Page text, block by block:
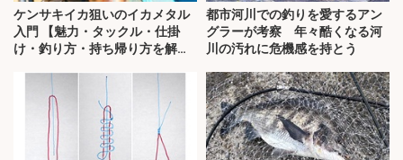
ケンサキイカ狙いのイカメタル
入門 【魅力・タックル・仕掛
け・釣り方・持ち帰り方を解
都市河川での釣りを愛するアン
グラーが考察 年々酷くなる河
川の汚れに危機感を持とう